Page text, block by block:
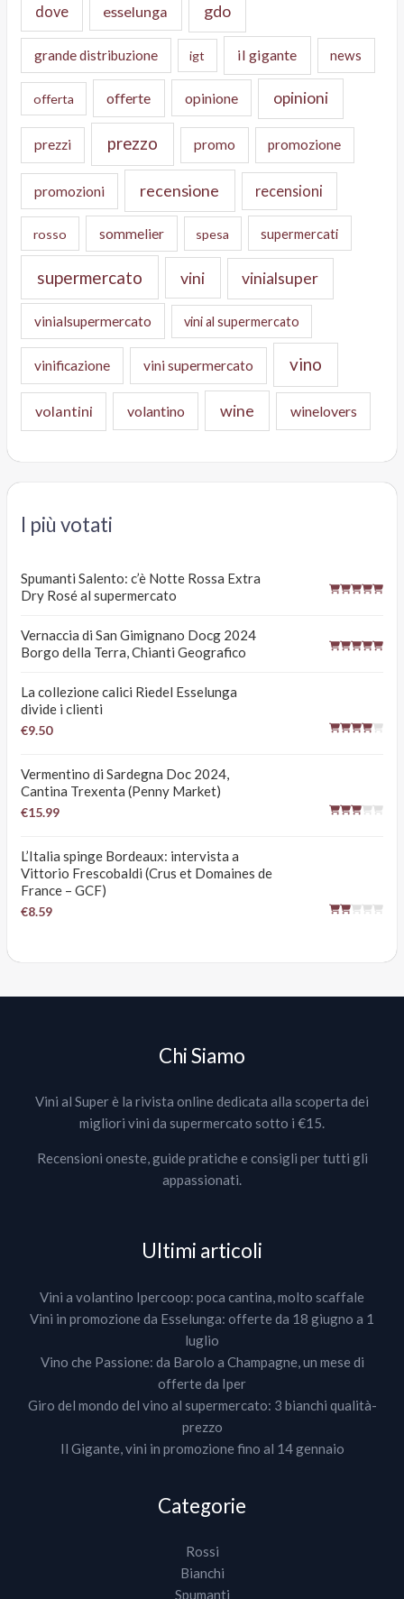
dove esselunga gdo
grande distribuzione igt il gigante news
offerta offerte opinione opinioni
prezzi prezzo promo promozione
promozioni recensione recensioni
rosso sommelier spesa supermercati
supermercato vini vinialsuper
vinialsupermercato vini al supermercato
vinificazione vini supermercato vino
volantini volantino wine winelovers
I più votati
Spumanti Salento: c’è Notte Rossa Extra
Dry Rosé al supermercato
Vernaccia di San Gimignano Docg 2024
Borgo della Terra, Chianti Geografico
La collezione calici Riedel Esselunga
divide i clienti
€9.50
Vermentino di Sardegna Doc 2024,
Cantina Trexenta (Penny Market)
€15.99
L’Italia spinge Bordeaux: intervista a
Vittorio Frescobaldi (Crus et Domaines de
France – GCF)
€8.59
Chi Siamo
Vini al Super è la rivista online dedicata alla scoperta dei
migliori vini da supermercato sotto i €15.
Recensioni oneste, guide pratiche e consigli per tutti gli
appassionati.
Ultimi articoli
Vini a volantino Ipercoop: poca cantina, molto scaffale
Vini in promozione da Esselunga: offerte da 18 giugno a 1
luglio
Vino che Passione: da Barolo a Champagne, un mese di
offerte da Iper
Giro del mondo del vino al supermercato: 3 bianchi qualità-
prezzo
Il Gigante, vini in promozione fino al 14 gennaio
Categorie
Rossi
Bianchi
Spumanti